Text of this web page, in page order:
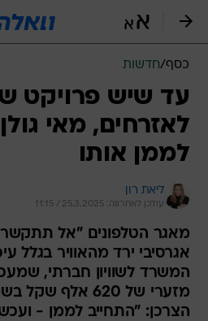
כסף/חדשות
עד שיש פרויקט
לאזרחים, מאי
לממן אותו
ליאת רון
עודכן לאחרונה: 25.3.2025 / 11:15
מאגר הטלפונים "אל תתקשר
אגרסיבי ירד מהאוויר בגלל
המשרד לשוויון חברתי,
מזערי של 620 אלף
הצרכן: "התחייב לממן -